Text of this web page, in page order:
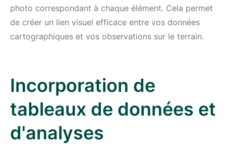
photo correspondant à chaque élément. Cela permet
de créer un lien visuel efficace entre vos données
cartographiques et vos observations sur le terrain.
Incorporation de
tableaux de données et
d'analyses